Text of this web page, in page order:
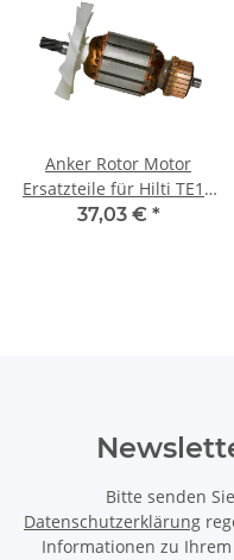
Anker Rotor Motor
Ersatzteile für Hilti TE14
TE15 TE18-M
37,03 € *
Bitte senden
Datenschutzerklärung
Informationen zu